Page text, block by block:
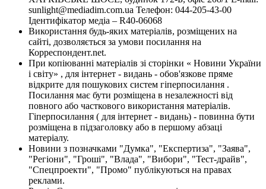
sunlight@mediadim.com.ua Телефон: 044-205-43-00
Ідентифікатор медіа – R40-06068
Використання будь-яких матеріалів, розміщених на
сайті, дозволяється за умови посилання на
Корреспондент.net.
При копіюванні матеріалів зі сторінки « Новини України
і світу» , для інтернет - видань - обов'язкове пряме
відкрите для пошукових систем гіперпосилання .
Посилання має бути розміщена в незалежності від
повного або часткового використання матеріалів.
Гіперпосилання ( для інтернет - видань) - повинна бути
розміщена в підзаголовку або в першому абзаці
матеріалу.
Новини з позначками "Думка", "Експертиза", "Заява",
"Регіони", "Гроші", "Влада", "Вибори", "Тест-драйв",
"Спецпроекти", "Промо" публікуються на правах
реклами.